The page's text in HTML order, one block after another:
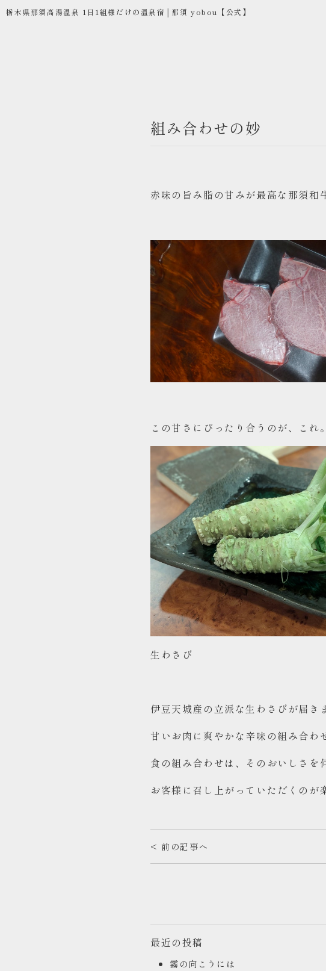
栃木県那須高湯温泉 1日1組様だけの温泉宿│那須 yobou【公式】
組み合わせの妙
赤味の旨み脂の甘みが最高な那須和
この甘さにぴったり合うのが、これ。
生わさび
伊豆天城産の立派な生わさびが届き
甘いお肉に爽やかな辛味の組み合わ
食の組み合わせは、そのおいしさを
お客様に召し上がっていただくのが
< 前の記事へ
最近の投稿
霧の向こうには